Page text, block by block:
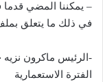
– يمكننا المضي
في ذلك ما يتعلق
-الرئيس ماكرون
الفترة الاستعمارية